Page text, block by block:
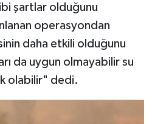
şartlar olduğunu
operasyondan
daha etkili olduğunu
da uygun olmayabilir su
olabilir" dedi.